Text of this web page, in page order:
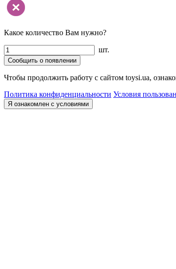
Какое количество Вам нужно?
шт.
Сообщить о появлении
Чтобы продолжить работу с сайтом toysi.ua,
Политика конфиденциальности Условия
Я ознакомлен с условиями